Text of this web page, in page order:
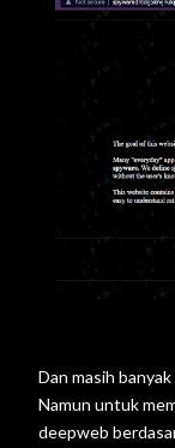
Dan masih
Namun untuk
deepweb